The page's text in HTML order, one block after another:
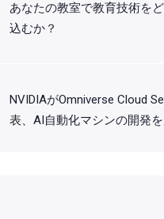
あなたの教室で教育技術を
込むか？
NVIDIAがOmniverse Cloud
表、AI自動化マシンの開発